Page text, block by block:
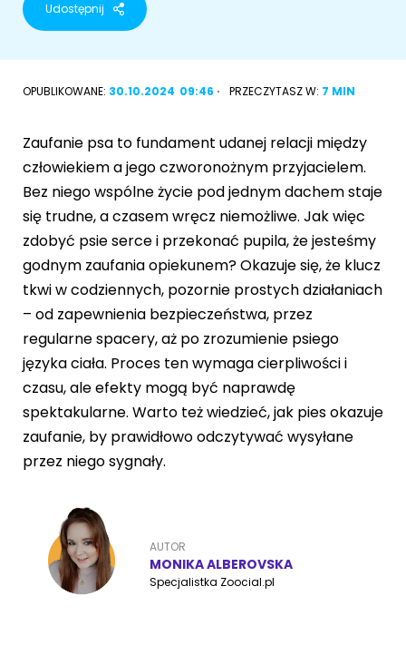
RASY PSÓW
Sznaucer miniaturowy
Golden retriever
Buldog francuski
Owczarek niemiecki
Wyszukiwarka ras psów
Adopcje
ZoociaLove News
Kot perski
Kot rosyjski niebieski
Udostępnij
OPUBLIKOWANE: 30.10.2024 09:46 PRZECZYTASZ W: 7 MIN
Zaufanie psa to fundament udanej relacji między
człowiekiem a jego czworonożnym przyjacielem.
Bez niego wspólne życie pod jednym dachem staje
się trudne, a czasem wręcz niemożliwe. Jak więc
zdobyć psie serce i przekonać pupila, że jesteśmy
godnym zaufania opiekunem? Okazuje się, że klucz
tkwi w codziennych, pozornie prostych działaniach
– od zapewnienia bezpieczeństwa, przez
regularne spacery, aż po zrozumienie psiego
języka ciała. Proces ten wymaga cierpliwości i
czasu, ale efekty mogą być naprawdę
spektakularne. Warto też wiedzieć, jak pies okazuje
zaufanie, by prawidłowo odczytywać wysyłane
przez niego sygnały.
AUTOR
MONIKA ALBEROVSKA
Specjalistka Zoocial.pl